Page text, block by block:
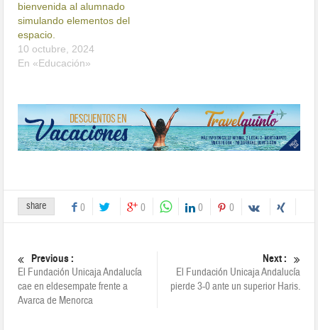
bienvenida al alumnado
simulando elementos del
espacio.
10 octubre, 2024
En «Educación»
share 0 0 0 0
Previous :
El Fundación Unicaja Andalucía
cae en eldesempate frente a
Avarca de Menorca
Next :
El Fundación Unicaja Andalucía
pierde 3-0 ante un superior Haris.